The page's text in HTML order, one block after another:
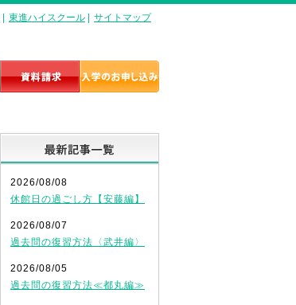
東進ハイスクール サイトマップ
2026/08/08
休館日の過ごし方【安藤編】
2026/08/07
過去問の復習方法〈武井編〉
2026/08/05
過去問の復習方法≪都丸編≫